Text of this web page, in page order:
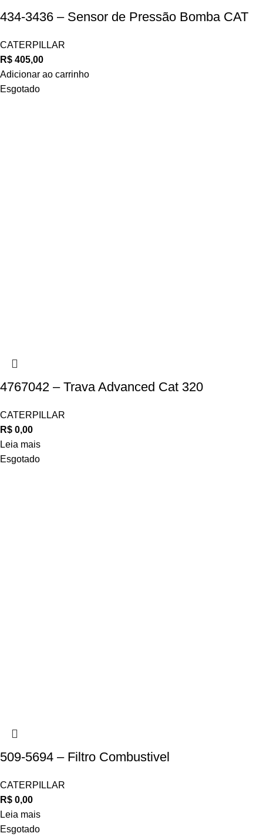
434-3436 – Sensor de Pressão Bomba CAT
CATERPILLAR
R$ 405,00
Adicionar ao carrinho
Esgotado
4767042 – Trava Advanced Cat 320
CATERPILLAR
R$ 0,00
Leia mais
Esgotado
509-5694 – Filtro Combustivel
CATERPILLAR
R$ 0,00
Leia mais
Esgotado